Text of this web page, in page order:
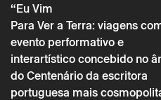
“Eu Vim
Para Ver a Terra: viagens
evento performativo e
interartístico concebido no
do Centenário da escritora
portuguesa mais